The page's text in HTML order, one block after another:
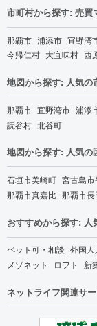
市町村から探す: 売買
那覇市 浦添市 宜野湾
今帰仁村 大宜味村 西
地図から探す: 人気の
那覇市 宜野湾市 浦添
読谷村 北谷町
地図から探す: 人気の
石垣市美崎町 宮古島
那覇市真嘉比 那覇市長
おすすめから探す:
ペット可・相談 外国
メゾネット
ロフト 新
ネットライフ関連サ